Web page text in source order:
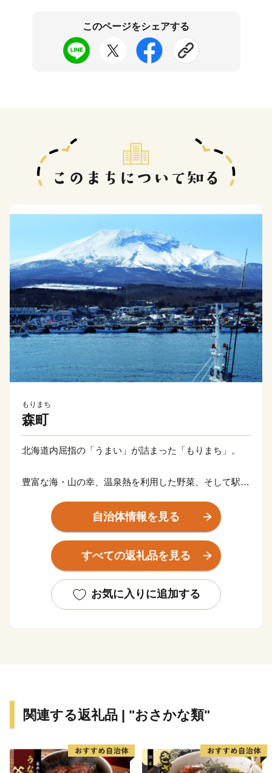
このページをシェアする
もりまち
森町
北海道内屈指の「うまい」が詰まった「もりまち」。
豊富な海・山の幸、温泉熱を利用した野菜、そして駅弁
これらの自然の恵みを活かしたおいしい飲食店も多数存
在する「もりまち」は、北海道の南西部に位置し、秀峰
駒ヶ岳と内浦湾に囲まれた食の都です。
級の縄文時代の環状列石（ストーンサークル）や、幕
末、箱館戦争時に榎本武揚や土方歳三が上陸した地、北
自治体情報を見る
すべての返礼品を見る
お気に入りに追加する
関連する返礼品 | "おさかな類"